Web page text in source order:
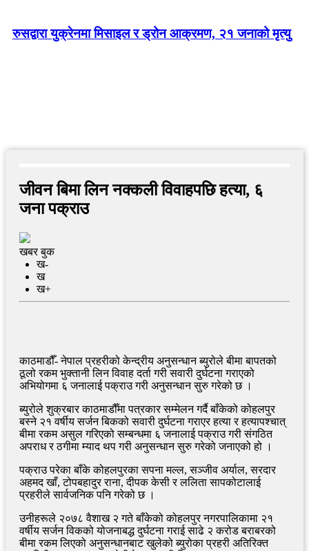
रुसद्वारा युक्रेनमा मिसाइल र ड्रोन आक्रमण, २१ जनाको मृत्यु
जीवन बिमा लिन नक्कली विवाहपछि हत्या, ६
जना पक्राउ
खबर बुक
ख-
ख
ख+
काठमाडौँ- नेपाल प्रहरीको केन्द्रीय अनुसन्धान ब्युरोले बीमा बापतको
ठूलो रकम भुक्तानी लिन विवाह दर्ता गरी सवारी दुर्घटना गराएको
अभियोगमा ६ जनालाई पक्राउ गरी अनुसन्धान सुरु गरेको छ ।
ब्युरोले शुक्रबार काठमाडौँमा पत्रकार सम्मेलन गर्दै बाँकेको कोहलपुर
बस्ने २१ वर्षीय सर्जन बिकको सवारी दुर्घटना गराएर हत्या र हत्यापश्चात्
बीमा रकम असुल गरिएको सम्बन्धमा ६ जनालाई पक्राउ गरी संगठित
अपराध र ठगीमा म्याद थप गरी अनुसन्धान सुरु गरेको जनाएको हो ।
पक्राउ परेका बाँके कोहलपुरका सपना मल्ल, सञ्जीव अर्याल, सरदार
अहमद खाँ, टोपबहादुर राना, दीपक केसी र ललिता सापकोटालाई
प्रहरीले सार्वजनिक पनि गरेको छ ।
उनीहरूले २०७८ वैशाख २ गते बाँकेको कोहलपुर नगरपालिकामा २१
वर्षीय सर्जन विकको योजनाबद्ध दुर्घटना गराई साढे २ करोड बराबरको
बीमा रकम लिएको अनुसन्धानबाट खुलेको ब्युरोका प्रहरी अतिरिक्त